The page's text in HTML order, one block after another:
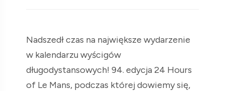
Nadszedł czas na największe wydarzenie
w kalendarzu wyścigów
długodystansowych! 94. edycja 24 Hours
of Le Mans, podczas której dowiemy się,